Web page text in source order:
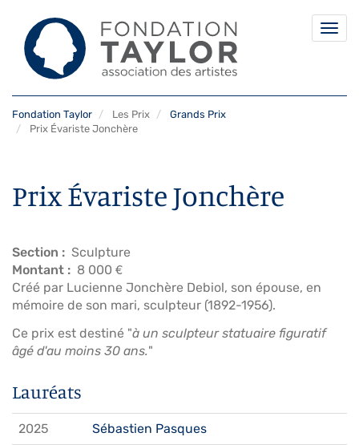
au
Fondation Taylor Les Prix
Grands Prix
Prix Évariste Jonchère
Prix Évariste Jonchère
Section
Sculpture
Montant
8 000 €
Créé par Lucienne Jonchère Debiol, son épouse, en
mémoire de son mari, sculpteur (1892-1956).
Ce prix est destiné "à un sculpteur statuaire figuratif
âgé d'au moins 30 ans."
Lauréats
2025 Sébastien Pasques